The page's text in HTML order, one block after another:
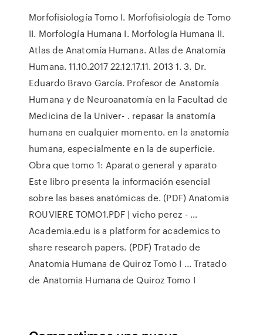
Morfofisiología Tomo I. Morfofisiología de Tomo
II. Morfología Humana I. Morfología Humana II.
Atlas de Anatomía Humana. Atlas de Anatomía
Humana. 11.10.2017 22.12.17.11. 2013 1. 3. Dr.
Eduardo Bravo García. Profesor de Anatomía
Humana y de Neuroanatomía en la Facultad de
Medicina de la Univer- . repasar la anatomía
humana en cualquier momento. en la anatomía
humana, especialmente en la de superficie.
Obra que tomo 1: Aparato general y aparato
Este libro presenta la información esencial
sobre las bases anatómicas de. (PDF) Anatomia
ROUVIERE TOMO1.PDF | vicho perez - …
Academia.edu is a platform for academics to
share research papers. (PDF) Tratado de
Anatomia Humana de Quiroz Tomo I ... Tratado
de Anatomia Humana de Quiroz Tomo I